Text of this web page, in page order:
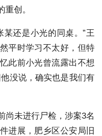
创。
某还是小光的同桌。”王
平时学习不太好，但特
此前小光曾流露出不想
没说，确实也是我们有
尚未进行尸检，涉案3名
进展，肥乡区公安局旧